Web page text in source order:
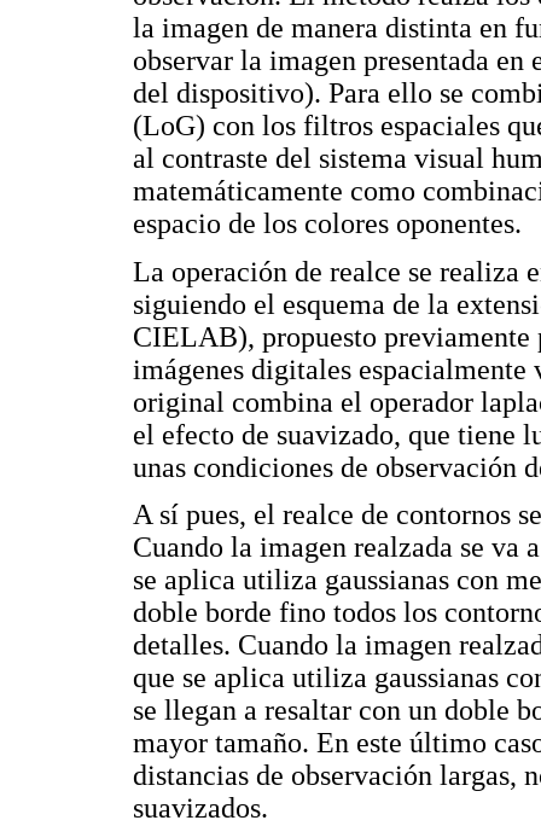
la imagen de manera distinta en
observar la imagen presentada
del dispositivo). Para ello se
(LoG) con los filtros espaciales
al contraste del sistema visual
matemáticamente como
espacio de los colores oponentes.
La operación de realce se realiza
siguiendo el esquema de la
CIELAB), propuesto
imágenes digitales
original combina el operador
el efecto de suavizado, que tiene
unas condiciones de observación
A sí pues, el realce de contornos
Cuando la imagen realzada se va
se aplica utiliza gaussianas con
doble borde fino todos los
detalles. Cuando la imagen
que se aplica utiliza gaussianas
se llegan a resaltar con un doble
mayor tamaño. En este último
distancias de observación largas,
suavizados.